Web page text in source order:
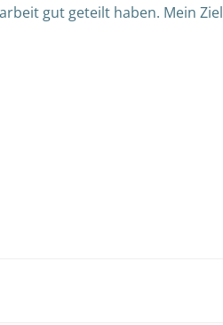
gut geteilt haben. Mein